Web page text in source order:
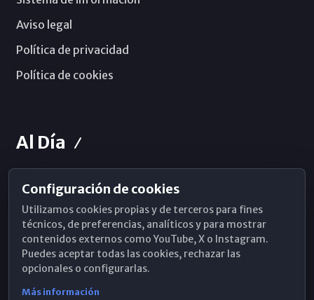
Aviso legal
Política de privacidad
Política de cookies
Al Día
Horarios de Misa
Hemeroteca
WhatsApp
Configuración de cookies
Utilizamos cookies propias y de terceros para fines
técnicos, de preferencias, analíticos y para mostrar
contenidos externos como YouTube, X o Instagram.
Puedes aceptar todas las cookies, rechazar las
opcionales o configurarlas.
Más información